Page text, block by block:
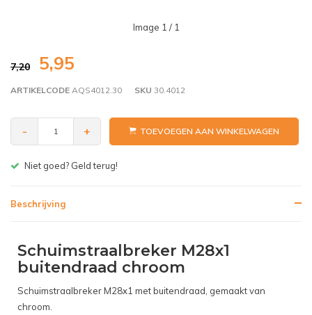
Image 1 / 1
7,20 5,95
ARTIKELCODE AQS4012.30 SKU 30.4012
- + TOEVOEGEN AAN WINKELWAGEN
Gratis bezorgen v.a. € 150,- (NL)
Beschrijving
Schuimstraalbreker M28x1
buitendraad chroom
Schuimstraalbreker M28x1 met buitendraad, gemaakt van
chroom.